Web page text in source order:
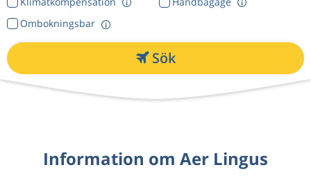
Ombokningsbar
Sök
Information om Aer Lingus